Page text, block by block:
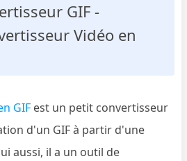
GIF -
Vidéo en
GIF est un petit convertisseur
d'un GIF à partir d'une
aussi, il a un outil de